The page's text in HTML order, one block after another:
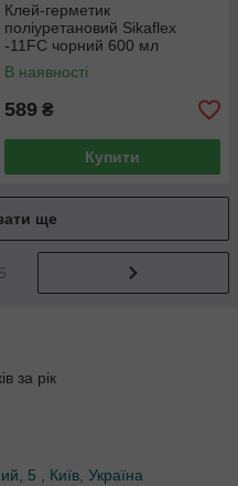
Клей-герметик
поліуретановий Sikaflex
-11FC чорний 600 мл
В наявності
589 ₴
Купити
ще
за рік
5 , Київ, Україна